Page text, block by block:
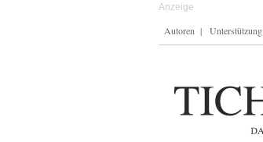
Autoren Unterstützung